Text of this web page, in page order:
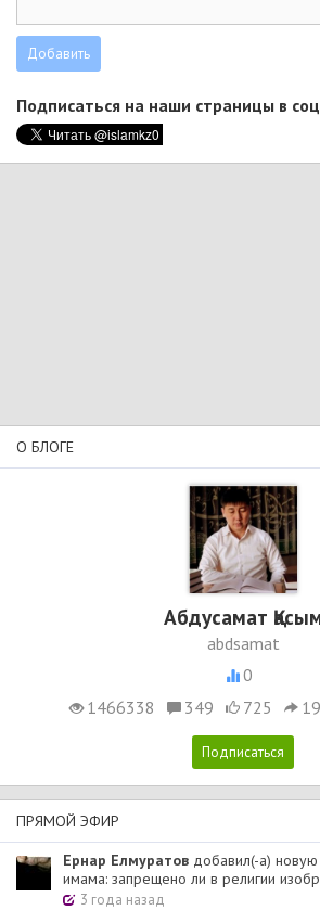
Подписаться на наши страницы в
О БЛОГЕ
Абдусамат
abdsamat
0
1466338
349 725
ПРЯМОЙ ЭФИР
Ернар Елмуратов добавил(-а) новую
имама: запрещено ли в религии
3 года назад